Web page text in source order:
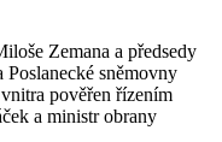
Zemana a předsedy
sněmovny
pověřen řízením
a ministr obrany